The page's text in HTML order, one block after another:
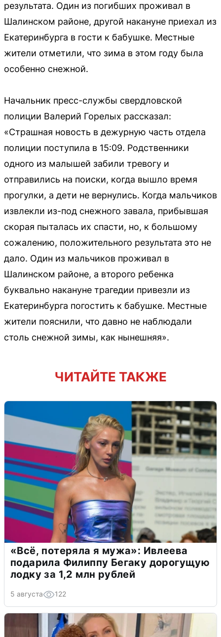
результата. Один из погибших проживал в
Шалинском районе, другой накануне приехал из
Екатеринбурга в гости к бабушке. Местные
жители отметили, что зима в этом году была
особенно снежной.
Начальник пресс-службы свердловской
полиции Валерий Горелых рассказал:
«Страшная новость в дежурную часть отдела
полиции поступила в 15:09. Родственники
одного из малышей забили тревогу и
отправились на поиски, когда вышло время
прогулки, а дети не вернулись. Когда мальчиков
извлекли из-под снежного завала, прибывшая
скорая пыталась их спасти, но, к большому
сожалению, положительного результата это не
дало. Один из мальчиков проживал в
Шалинском районе, а второго ребенка
буквально накануне трагедии привезли из
Екатеринбурга погостить к бабушке. Местные
жители пояснили, что давно не наблюдали
столь снежной зимы, как нынешняя».
ЧИТАЙТЕ ТАКЖЕ
«Всё, потеряла я мужа»: Ивлеева
подарила Филиппу Бегаку дорогущую
лодку за 1,2 млн рублей
5 августа 122